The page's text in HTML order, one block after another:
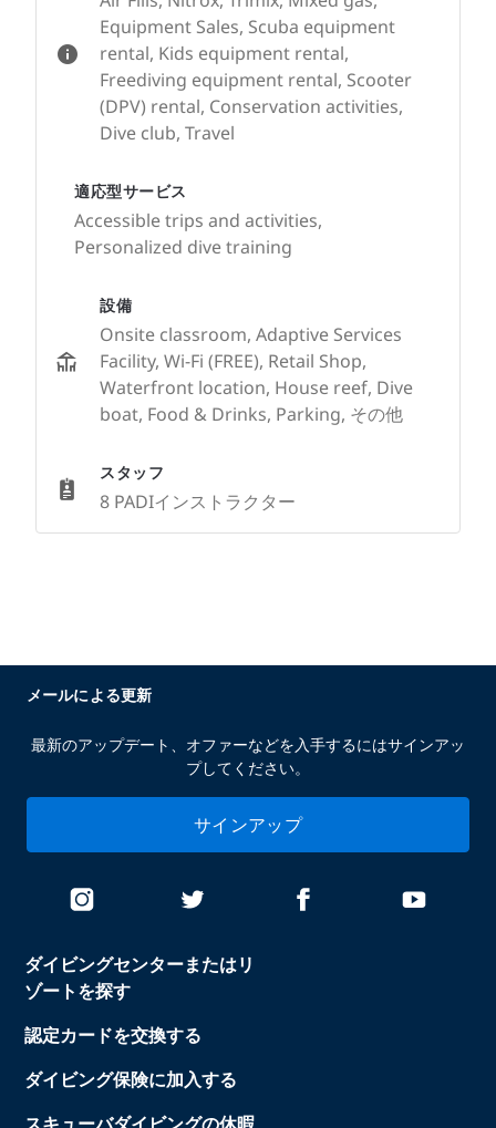
Equipment Sales, Scuba equipment
rental, Kids equipment rental,
Freediving equipment rental, Scooter
(DPV) rental, Conservation activities,
Dive club, Travel
適応型サービス
Accessible trips and activities,
Personalized dive training
設備
Onsite classroom, Adaptive Services
Facility, Wi-Fi (FREE), Retail Shop,
Waterfront location, House reef, Dive
boat, Food & Drinks, Parking, その他
スタッフ
8 PADIインストラクター
ダイビングセンターまたはリ
ゾートを探す
認定カードを交換する
ダイビング保険に加入する
メールによる更新
最新のアップデート、オファーなどを入手するにはサインアッ
プしてください。
サインアップ